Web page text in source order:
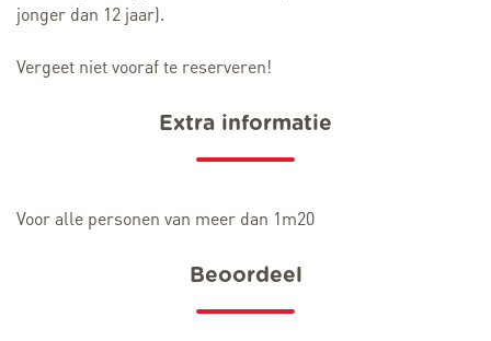
jonger dan 12 jaar).
Vergeet niet vooraf te reserveren!
Extra informatie
Voor alle personen van meer dan 1m20
Beoordeel